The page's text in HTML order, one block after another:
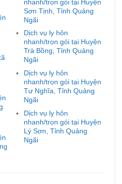
nhanh/trọn gói tại Huyện
Sơn Tịnh, Tỉnh Quảng
Ngãi
Dịch vụ ly hôn
nhanh/trọn gói tại Huyện
Trà Bồng, Tỉnh Quảng
Ngãi
Dịch vụ ly hôn
nhanh/trọn gói tại Huyện
Tư Nghĩa, Tỉnh Quảng
Ngãi
Dịch vụ ly hôn
nhanh/trọn gói tại Huyện
Lý Sơn, Tỉnh Quảng
Ngãi